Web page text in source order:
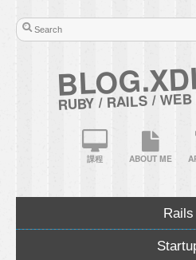
RUBY / RAILS /
課程 ABOUT ME
Rails